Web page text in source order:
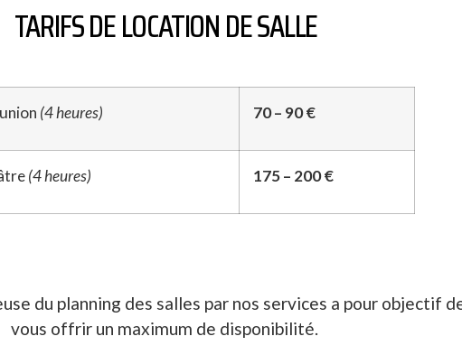
TARIFS DE LOCATION DE SALLE
(4 heures) 70 – 90 €
(4 heures) 175 – 200 €
du planning des salles par nos services a pour objectif
vous offrir un maximum de disponibilité.